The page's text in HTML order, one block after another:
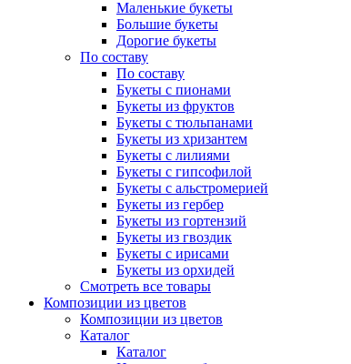
Маленькие букеты
Большие букеты
Дорогие букеты
По составу
По составу
Букеты с пионами
Букеты из фруктов
Букеты с тюльпанами
Букеты из хризантем
Букеты с лилиями
Букеты с гипсофилой
Букеты с альстромерией
Букеты из гербер
Букеты из гортензий
Букеты из гвоздик
Букеты с ирисами
Букеты из орхидей
Смотреть все товары
Композиции из цветов
Композиции из цветов
Каталог
Каталог